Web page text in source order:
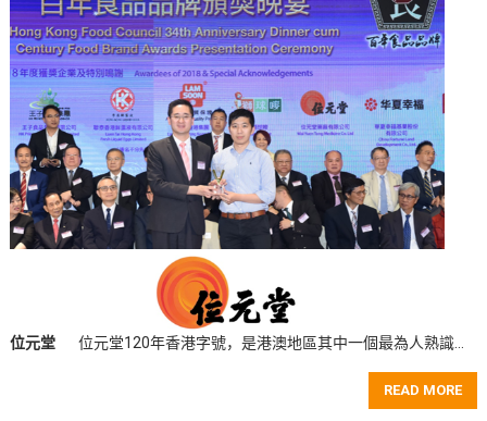
位元堂 位元堂120年香港字號，是港澳地區其中一個最為人熟識…
READ MORE